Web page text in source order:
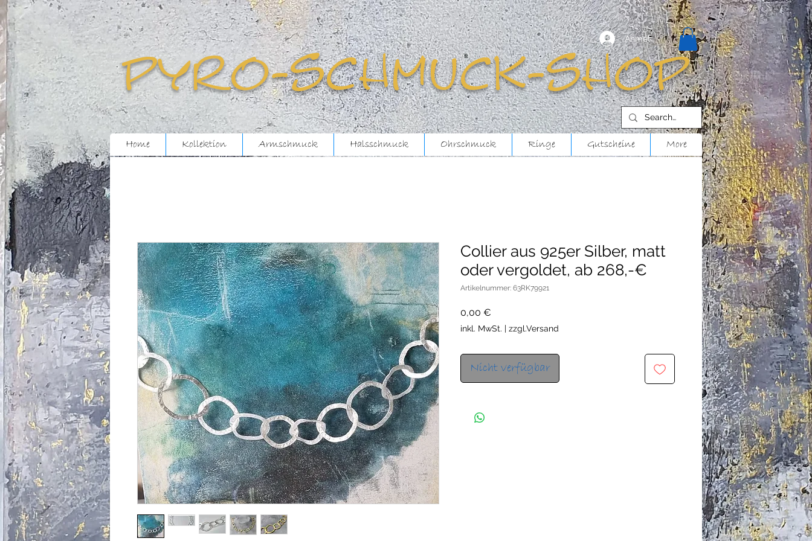
Anmelden
pyro-schmuck-shop
Home Kollektion Armschmuck Halsschmuck Ohrschmuck Ringe Gutscheine More
Collier aus 925er Silber, matt
oder vergoldet, ab 268,-€
Artikelnummer: 63RK79921
0,00 €
inkl. MwSt. | zzgl.Versand
Nicht verfügbar